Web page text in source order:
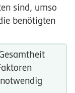
sind, umso
benötigten